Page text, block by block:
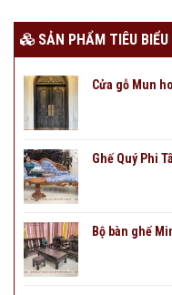
SẢN PHẨM TIÊU BIỂU
Cửa gỗ Mun
Ghế Quý Phi
Bộ bàn ghế